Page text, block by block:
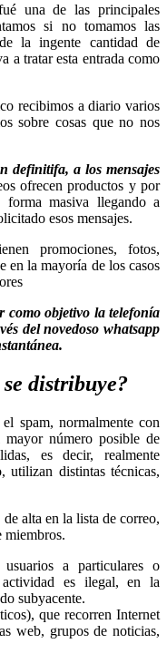
una de las principales
si no tomamos las
la ingente cantidad de
a tratar esta entrada como
recibimos a diario varios
sobre cosas que no nos
definitifa, a los mensajes
ofrecen productos y por
forma masiva llegando a
esos mensajes.
promociones, fotos,
en la mayoría de los casos
como objetivo la telefonía
del novedoso whatsapp
distribuye?
spam, normalmente con
número posible de
es decir, realmente
utilizan distintas técnicas,
alta en la lista de correo,
miembros.
a particulares o
es ilegal, en la
subyacente.
que recorren Internet
web, grupos de noticias,